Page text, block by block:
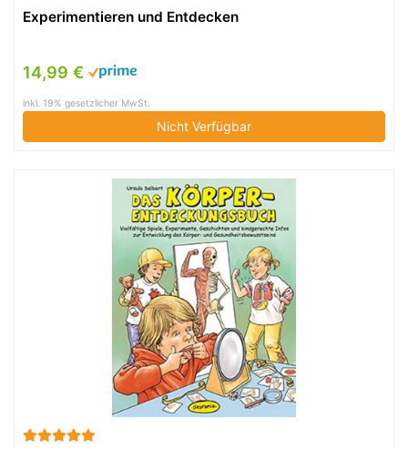
Experimentieren und Entdecken
14,99 €
inkl. 19% gesetzlicher MwSt.
Nicht Verfügbar